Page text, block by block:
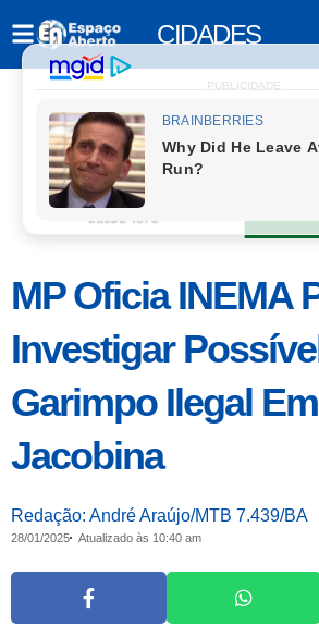
CIDADES
PUBLICIDADE
MP Oficia INEMA
Investigar
Garimpo Ilegal Em
Jacobina
Redação: André Araújo/MTB 7.439/BA
28/01/2025 Atualizado às 10:40 am